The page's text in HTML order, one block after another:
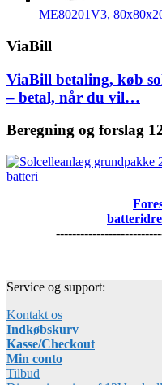
ME80201V3,
ViaBill
ViaBill betaling, køb
– betal, når du vil…
Beregning og forslag
Service og support:
Kontakt os
Indkøbskurv
Kasse/Checkout
Min conto
Tilbud